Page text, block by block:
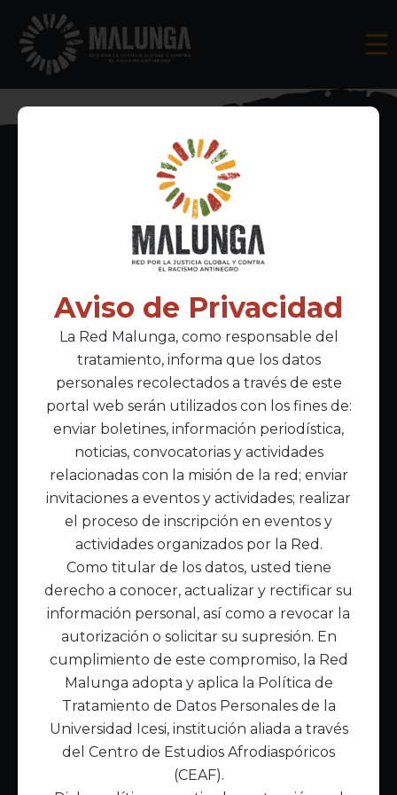
Inscríbete al boletín informativo
Acepto lapolítica de privacidad
Enlaces Principales
Inicio
Acerca de Malunga
Nuestra misión
Quiénes somos
Enlaces de interés
Publicaciones
Noticias
Contáctanos
Política de Tratamiento de Datos
Aviso de Privacidad
La Red Malunga, como responsable del
tratamiento, informa que los datos
personales recolectados a través de este
portal web serán utilizados con los fines de:
enviar boletines, información periodística,
noticias, convocatorias y actividades
relacionadas con la misión de la red; enviar
invitaciones a eventos y actividades; realizar
el proceso de inscripción en eventos y
actividades organizados por la Red.
Como titular de los datos, usted tiene
derecho a conocer, actualizar y rectificar su
información personal, así como a revocar la
autorización o solicitar su supresión. En
cumplimiento de este compromiso, la Red
Malunga adopta y aplica la Política de
Tratamiento de Datos Personales de la
Universidad Icesi, institución aliada a través
del Centro de Estudios Afrodiaspóricos
(CEAF).